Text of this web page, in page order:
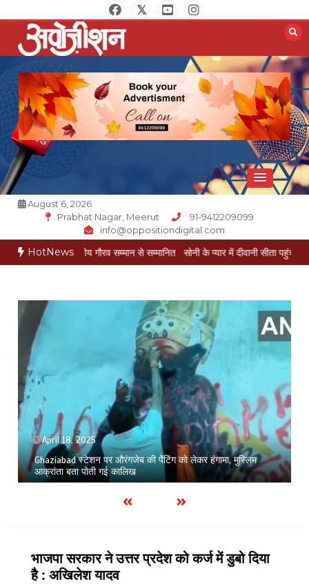
to
content
Opposition Digital
August 6, 2026
Prabhat Nagar, Meerut
91-9412209099
info@oppositiondigital.com
HotNews
राष्ट्रीय गौरव सम्मान से सम्मानित सोनी के प्यार में दीवानी सीता पहुंची मेरठ सोनी के
April 18, 2025
Ghaziabad स्टेशन पर औरंगजेब की पेेंटिंग को लेकर हंगामा, मुस्लिम
आक्रांता बता पोती गई कालिख
भाजपा सरकार ने उत्तर प्रदेश को कर्ज में डुबो दिया
है : अखिलेश यादव